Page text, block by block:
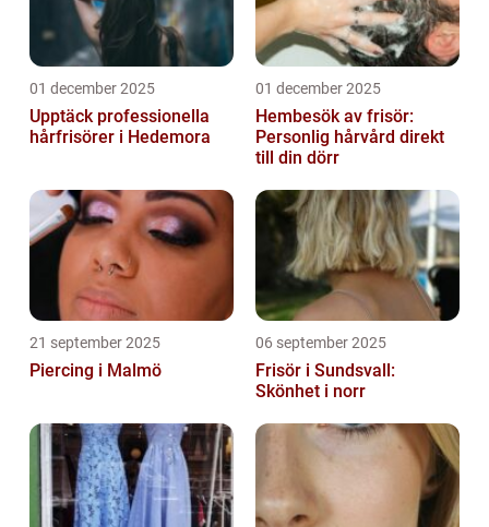
01 december 2025
Upptäck professionella
hårfrisörer i Hedemora
01 december 2025
Hembesök av frisör:
Personlig hårvård direkt
till din dörr
21 september 2025
Piercing i Malmö
06 september 2025
Frisör i Sundsvall:
Skönhet i norr